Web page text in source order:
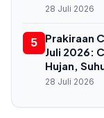
28 Juli 2026
5
Prakiraan
Juli 2026:
Hujan,
28 Juli 2026